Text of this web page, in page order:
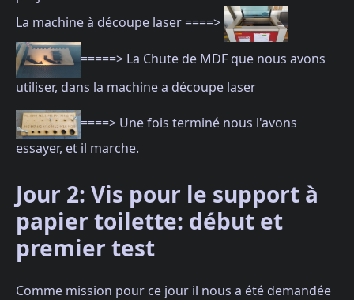
La machine à découpe laser ====>
=====> La Chute de MDF que nous avons
utiliser, dans la machine a découpe laser
====> Une fois terminé nous l'avons
essayer, et il marche.
Jour 2: Vis pour le support à
papier toilette: début et
premier test
Comme mission pour ce jour il nous a été demandée